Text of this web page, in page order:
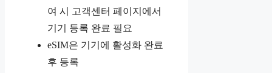
여 시 고객센터 페이지에서
기기 등록 완료 필요
eSIM은 기기에 활성화 완료
후 등록